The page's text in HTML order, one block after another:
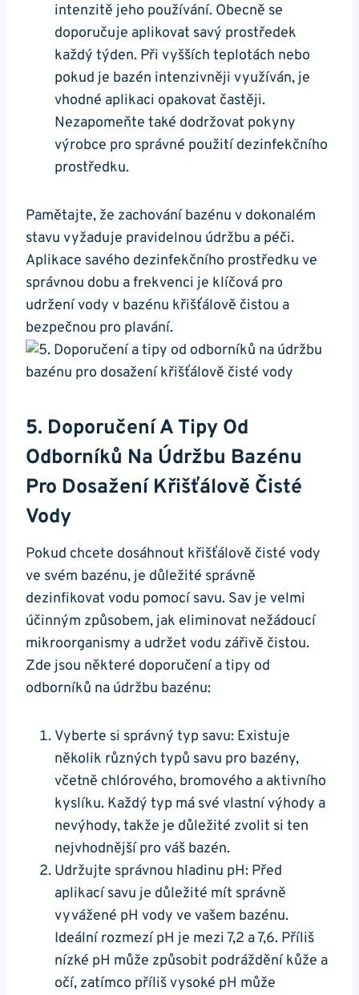
intenzitě jeho používání. Obecně se
doporučuje aplikovat savý prostředek
každý týden. Při vyšších teplotách nebo
pokud je bazén intenzivněji využíván, je
vhodné aplikaci opakovat častěji.
Nezapomeňte také dodržovat pokyny
výrobce pro správné použití dezinfekčního
prostředku.
Pamětajte, že zachování bazénu v dokonalém
stavu vyžaduje pravidelnou údržbu a péči.
Aplikace savého dezinfekčního prostředku ve
správnou dobu a frekvenci je klíčová pro
udržení vody v bazénu křišťálově čistou a
bezpečnou pro plavání.
5. Doporučení A Tipy Od
Odborníků Na Údržbu Bazénu
Pro Dosažení Křišťálově Čisté
Vody
Pokud chcete dosáhnout křišťálově čisté vody
ve svém bazénu, je důležité správně
dezinfikovat vodu pomocí savu. Sav je velmi
účinným způsobem, jak eliminovat nežádoucí
mikroorganismy a udržet vodu zářivě čistou.
Zde jsou některé doporučení a tipy od
odborníků na údržbu bazénu:
Vyberte si správný typ savu: Existuje
několik různých typů savu pro bazény,
včetně chlórového, bromového a aktivního
kyslíku. Každý typ má své vlastní výhody a
nevýhody, takže je důležité zvolit si ten
nejvhodnější pro váš bazén.
Udržujte správnou hladinu pH: Před
aplikací savu je důležité mít správně
vyvážené pH vody ve vašem bazénu.
Ideální rozmezí pH je mezi 7,2 a 7,6. Příliš
nízké pH může způsobit podráždění kůže a
očí, zatímco příliš vysoké pH může